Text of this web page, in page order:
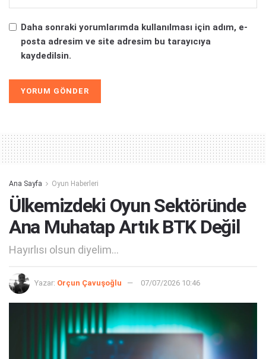
Daha sonraki yorumlarımda kullanılması için adım, e-
posta adresim ve site adresim bu tarayıcıya
kaydedilsin.
Ana Sayfa Oyun Haberleri
Ülkemizdeki Oyun Sektöründe
Ana Muhatap Artık BTK Değil
Hayırlısı olsun diyelim...
Yazar: Orçun Çavuşoğlu 07/07/2026 10:46